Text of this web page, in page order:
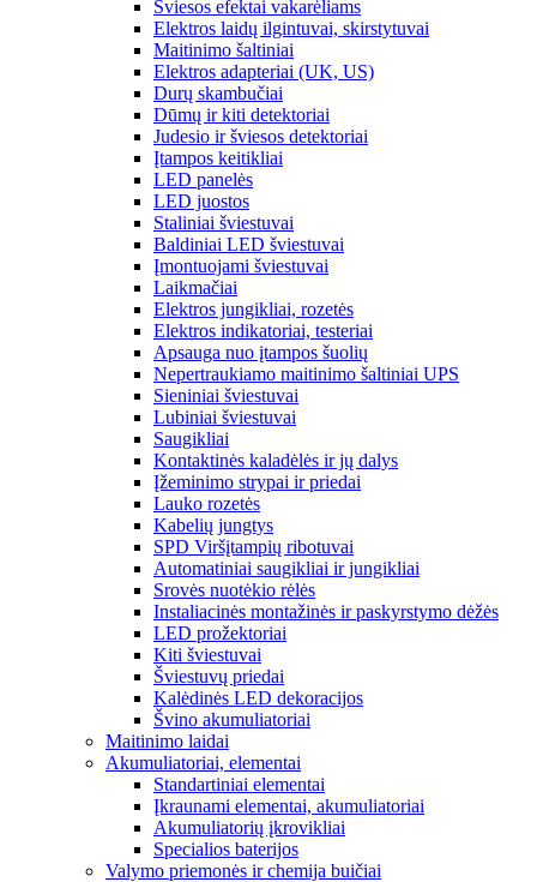
Šviesos efektai vakarėliams
Elektros laidų ilgintuvai, skirstytuvai
Maitinimo šaltiniai
Elektros adapteriai (UK, US)
Durų skambučiai
Dūmų ir kiti detektoriai
Judesio ir šviesos detektoriai
Įtampos keitikliai
LED panelės
LED juostos
Staliniai šviestuvai
Baldiniai LED šviestuvai
Įmontuojami šviestuvai
Laikmačiai
Elektros jungikliai, rozetės
Elektros indikatoriai, testeriai
Apsauga nuo įtampos šuolių
Nepertraukiamo maitinimo šaltiniai UPS
Sieniniai šviestuvai
Lubiniai šviestuvai
Saugikliai
Kontaktinės kaladėlės ir jų dalys
Įžeminimo strypai ir priedai
Lauko rozetės
Kabelių jungtys
SPD Viršįtampių ribotuvai
Automatiniai saugikliai ir jungikliai
Srovės nuotėkio rėlės
Instaliacinės montažinės ir paskyrstymo dėžės
LED prožektoriai
Kiti šviestuvai
Šviestuvų priedai
Kalėdinės LED dekoracijos
Švino akumuliatoriai
Maitinimo laidai
Akumuliatoriai, elementai
Standartiniai elementai
Įkraunami elementai, akumuliatoriai
Akumuliatorių įkrovikliai
Specialios baterijos
Valymo priemonės ir chemija buičiai